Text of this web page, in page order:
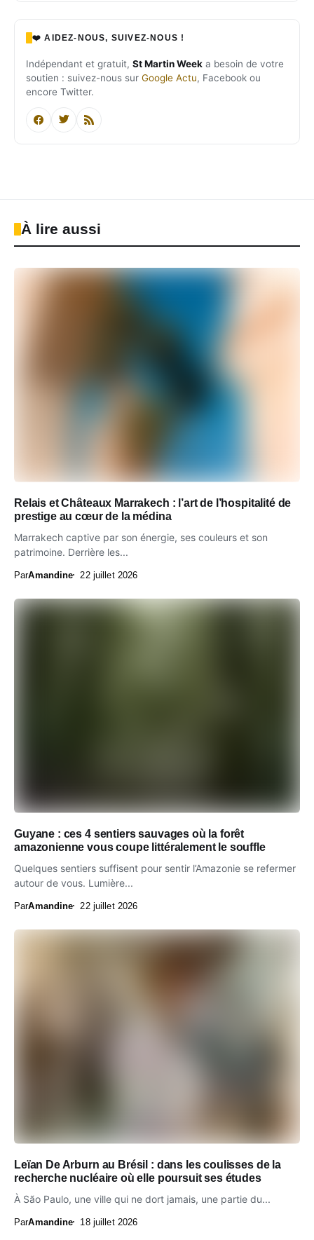
❤️ AIDEZ-NOUS, SUIVEZ-NOUS !
Indépendant et gratuit, St Martin Week a besoin de votre
soutien : suivez-nous sur Google Actu, Facebook ou
encore Twitter.
À lire aussi
Relais et Châteaux Marrakech : l’art de l’hospitalité de
prestige au cœur de la médina
Marrakech captive par son énergie, ses couleurs et son
patrimoine. Derrière les...
ParAmandine 22 juillet 2026
Guyane : ces 4 sentiers sauvages où la forêt
amazonienne vous coupe littéralement le souffle
Quelques sentiers suffisent pour sentir l’Amazonie se refermer
autour de vous. Lumière...
ParAmandine 22 juillet 2026
Leïan De Arburn au Brésil : dans les coulisses de la
recherche nucléaire où elle poursuit ses études
À São Paulo, une ville qui ne dort jamais, une partie du...
ParAmandine 18 juillet 2026